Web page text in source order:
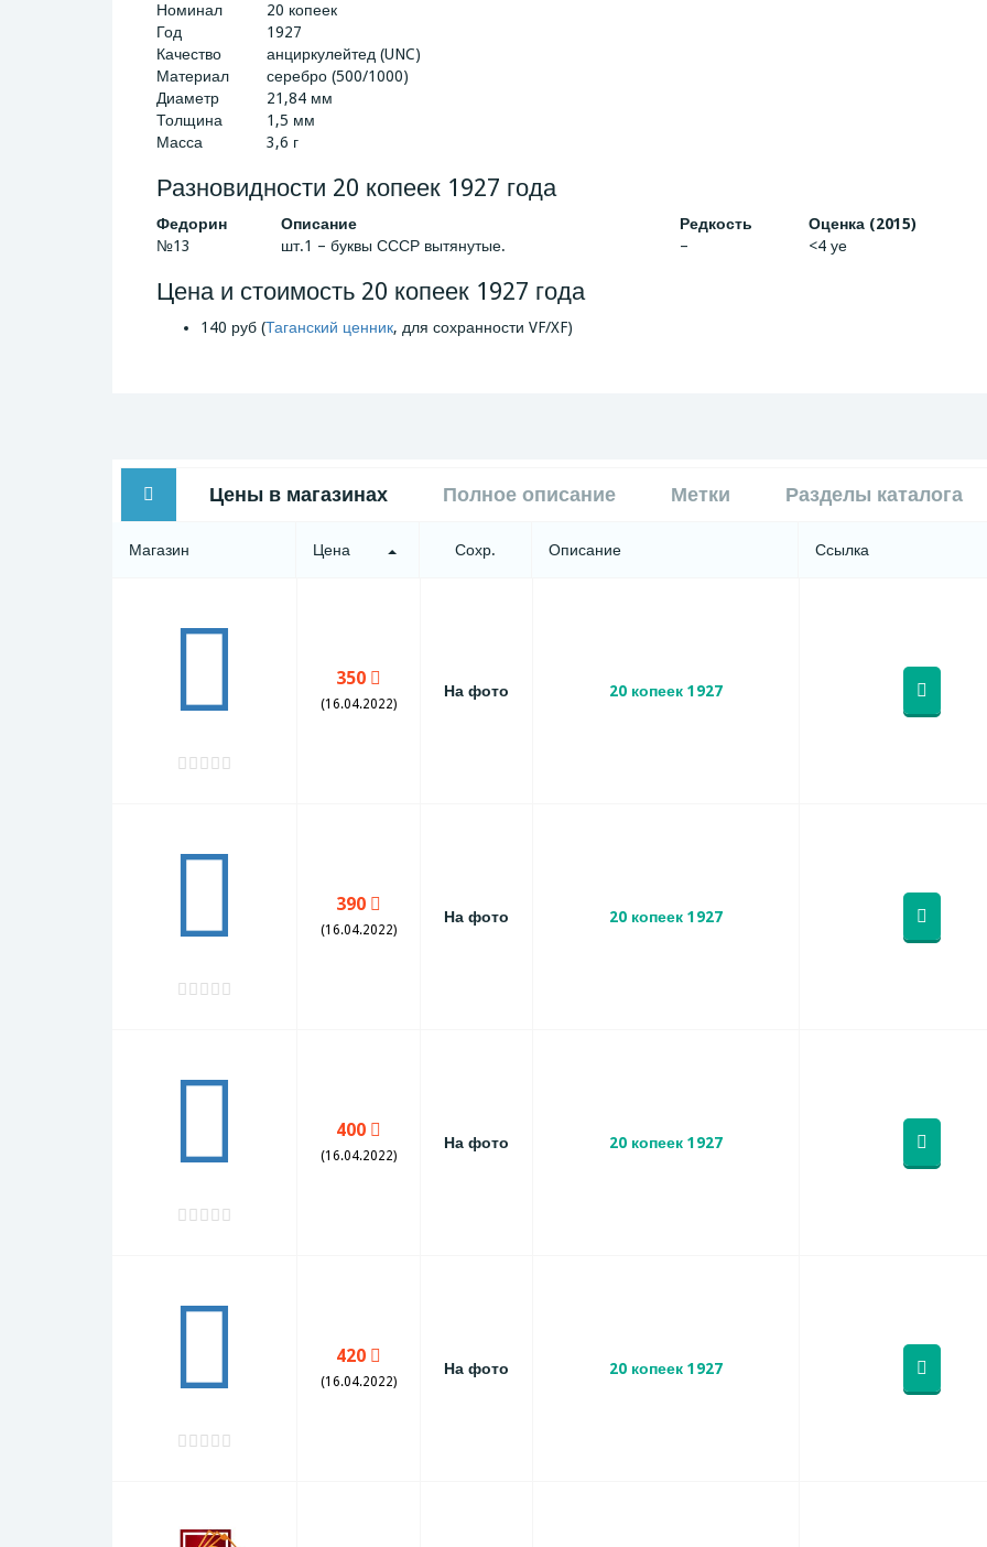
Номинал
20 копеек
Год
1927
Качество
анциркулейтед (UNC)
Материал
серебро (500/1000)
Диаметр
21,84 мм
Толщина
1,5 мм
Масса
3,6 г
Разновидности 20 копеек 1927 года
Федорин Описание Редкость
Оценка (2015)
№13
шт.1 – буквы СССР вытянутые. – <4 уе
Цена и стоимость 20 копеек 1927 года
140 руб (Таганский ценник, для сохранности VF/XF)
Цены в магазинах Полное описание Метки Разделы каталога
Магазин Цена Сохр. Описание Ссылка
350
(16.04.2022)
На фото 20 копеек 1927
390
(16.04.2022)
На фото 20 копеек 1927
400
(16.04.2022)
На фото 20 копеек 1927
420
(16.04.2022)
На фото 20 копеек 1927